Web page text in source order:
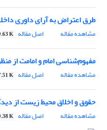
طرق اعتراض به آرای داوری
مشاهده مقاله اصل مقاله K
مفهوم‌شناسی امام و امامت از
مشاهده مقاله اصل مقاله K
حقوق و اخلاق محیط زیست از
مشاهده مقاله اصل مقاله K